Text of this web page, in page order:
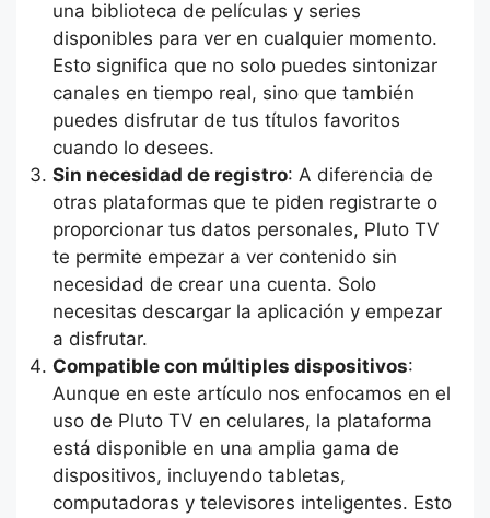
una biblioteca de películas y series
disponibles para ver en cualquier momento.
Esto significa que no solo puedes sintonizar
canales en tiempo real, sino que también
puedes disfrutar de tus títulos favoritos
cuando lo desees.
Sin necesidad de registro: A diferencia de
otras plataformas que te piden registrarte o
proporcionar tus datos personales, Pluto TV
te permite empezar a ver contenido sin
necesidad de crear una cuenta. Solo
necesitas descargar la aplicación y empezar
a disfrutar.
Compatible con múltiples dispositivos:
Aunque en este artículo nos enfocamos en el
uso de Pluto TV en celulares, la plataforma
está disponible en una amplia gama de
dispositivos, incluyendo tabletas,
computadoras y televisores inteligentes. Esto